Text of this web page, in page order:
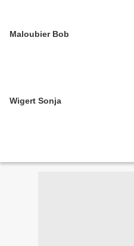
Maloubier Bob
Wigert Sonja